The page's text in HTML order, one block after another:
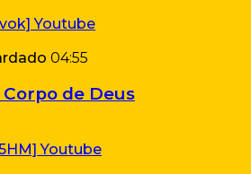
04:55
de Deus